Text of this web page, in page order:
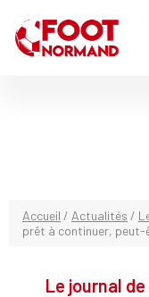
Accueil / Actualités /
prêt à continuer, peut-
Le journal